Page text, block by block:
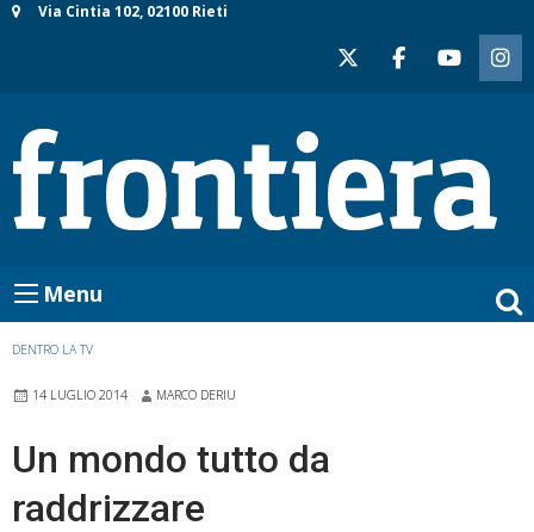
to
Via Cintia 102, 02100 Rieti
Menu
DENTRO LA TV
14 LUGLIO 2014 MARCO DERIU
Un mondo tutto da
raddrizzare